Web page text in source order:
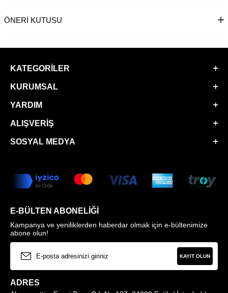
ÖNERI KUTUSU
KATEGORILER
KURUMSAL
YARDIM
ALIŞVERIŞ
SOSYAL MEDYA
E-BÜLTEN ABONELIĞI
Kampanya ve yeniliklerden haberdar olmak için e-bültenimize
abone olun!
KAYIT OLUN
ADRES